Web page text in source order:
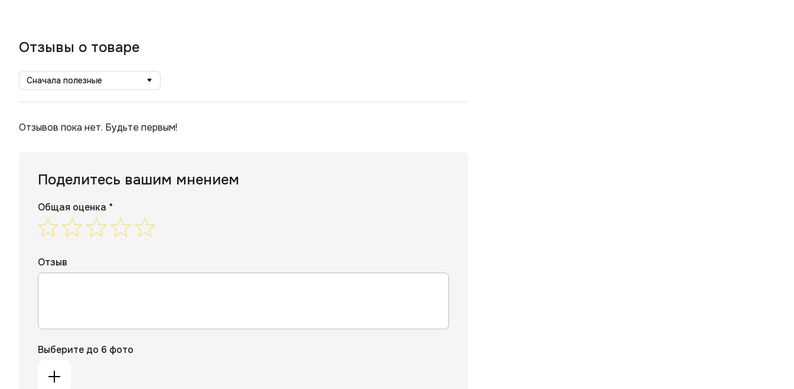
Отзывы о товаре
Сначала полезные
Отзывов пока нет. Будьте первым!
Поделитесь вашим мнением
Общая оценка *
Отзыв
Выберите до 6 фото